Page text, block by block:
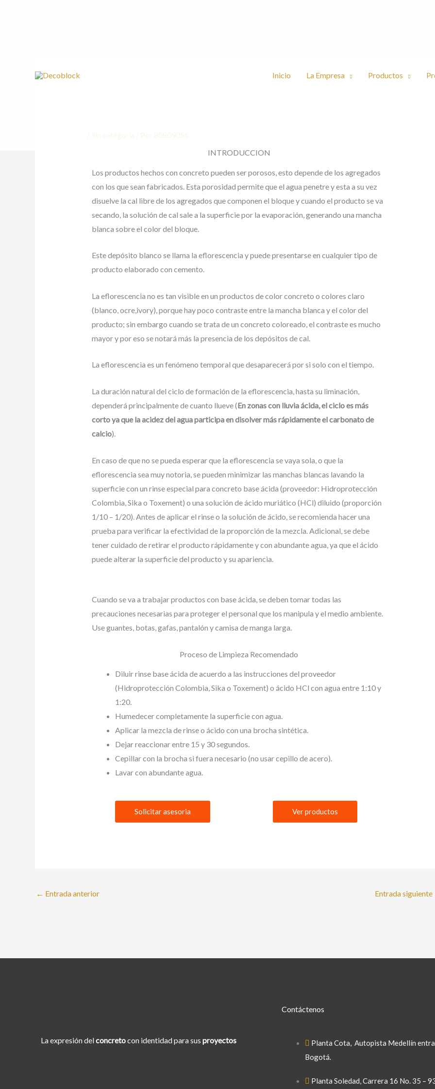
Inicio La Empresa Productos
INTRODUCCIÓN
Los productos hechos con concreto pueden ser porosos, esto depende de los agregados
con los que sean fabricados. Esta porosidad permite que el agua penetre y esta a su vez
disuelve la cal libre de los agregados que componen el bloque y cuando el producto se va
secando, la solución de cal sale a la superficie por la evaporación, generando una mancha
blanca sobre el color del bloque.
Este depósito blanco se llama la eflorescencia y puede presentarse en cualquier tipo de
producto elaborado con cemento.
La eflorescencia no es tan visible en un productos de color concreto o colores claro
(blanco, ocre,ivory), porque hay poco contraste entre la mancha blanca y el color del
producto; sin embargo cuando se trata de un concreto coloreado, el contraste es mucho
mayor y por eso se notará más la presencia de los depósitos de cal.
La eflorescencia es un fenómeno temporal que desaparecerá por si solo con el tiempo.
La duración natural del ciclo de formación de la eflorescencia, hasta su liminación,
dependerá principalmente de cuanto llueve (En zonas con lluvia ácida, el ciclo es más
corto ya que la acidez del agua participa en disolver más rápidamente el carbonato de
calcio).
En caso de que no se pueda esperar que la eflorescencia se vaya sola, o que la
eflorescencia sea muy notoria, se pueden minimizar las manchas blancas lavando la
superficie con un rinse especial para concreto base ácida (proveedor: Hidroprotección
Colombia, Sika o Toxement) o una solución de ácido muriático (HCl) diluido (proporción
1/10 – 1/20). Antes de aplicar el rinse o la solución de ácido, se recomienda hacer una
prueba para verificar la efectividad de la proporción de la mezcla. Adicional, se debe
tener cuidado de retirar el producto rápidamente y con abundante agua, ya que el ácido
puede alterar la superficie del producto y su apariencia.
Cuando se va a trabajar productos con base ácida, se deben tomar todas las
precauciones necesarias para proteger el personal que los manipula y el medio ambiente.
Use guantes, botas, gafas, pantalón y camisa de manga larga.
Proceso de Limpieza Recomendado
Diluir rinse base ácida de acuerdo a las instrucciones del proveedor
(Hidroprotección Colombia, Sika o Toxement) o ácido HCl con agua entre 1:10 y
1:20.
Humedecer completamente la superficie con agua.
Aplicar la mezcla de rinse o ácido con una brocha sintética.
Dejar reaccionar entre 15 y 30 segundos.
Cepillar con la brocha si fuera necesario (no usar cepillo de acero).
Lavar con abundante agua.
Solicitar asesoria Ver productos
← Entrada anterior Entrada siguiente
La expresión delconcretocon identidad para sus proyectos
Contáctenos
Planta Cota, Autopista Medellín
Bogotá.
Planta Soledad, Carrera 16 No. 35 –